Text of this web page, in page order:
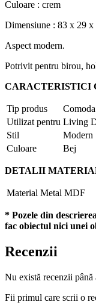
Culoare : crem
Dimensiune : 83 x 29 x
Aspect modern.
Potrivit pentru birou,
CARACTERISTICI
Tip produs
Comoda
Utilizat pentru Living
Stil
Modern
Culoare
Bej
DETALII
Material Metal MDF
* Pozele din
fac obiectul nici unei
Recenzii
Nu există recenzii până
Fii primul care scrii o